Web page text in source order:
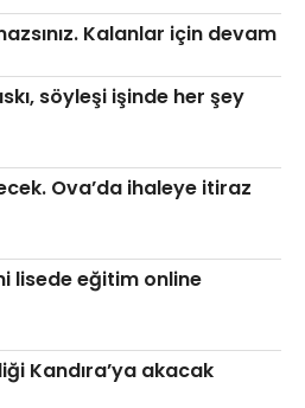
Kalanlar için devam
söyleşi işinde her şey
Ova’da ihaleye itiraz
lisede eğitim online
Kandıra’ya akacak